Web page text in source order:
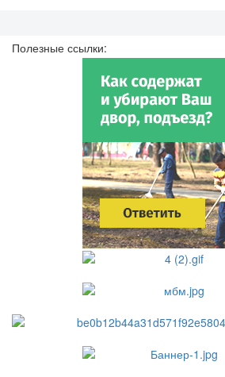
Полезные ссылки: